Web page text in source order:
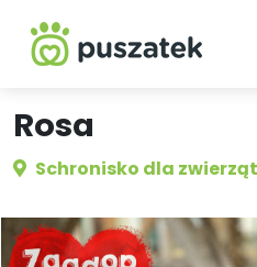
Rosa
Schronisko dla